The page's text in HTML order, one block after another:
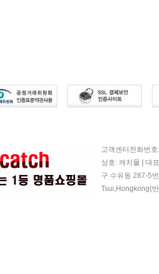
고객센터전화번
상호: 캐치몰 | 대
구 수유동 287-5
Tsui,Hongkong(